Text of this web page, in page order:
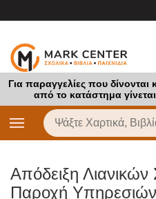
Για παραγγελίες που
από το κατάστημα
Απόδειξη
Παροχή